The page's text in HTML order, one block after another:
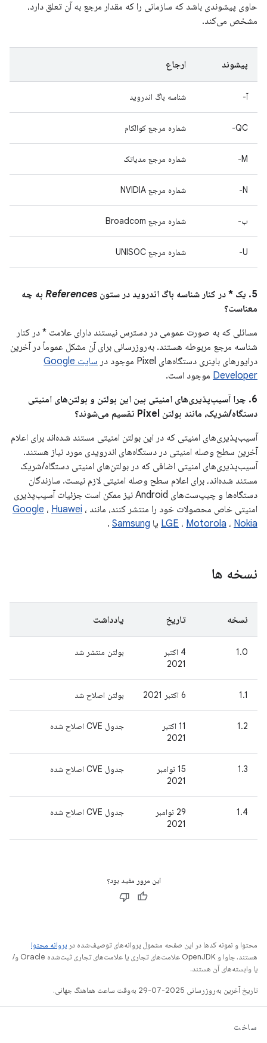
حاوی پیشوندی باشد که سازمانی را که مقدار مرجع به آن تعلق دارد،
مشخص می‌کند.
پیشوند ارجاع
آ- شناسه باگ اندروید
QC- شماره مرجع کوالکام
M- شماره مرجع مدیاتک
N- شماره مرجع NVIDIA
ب- شماره مرجع Broadcom
U- شماره مرجع UNISOC
5. یک * در کنار شناسه باگ اندروید در ستون References به چه
معناست؟
مسائلی که به صورت عمومی در دسترس نیستند دارای علامت * در کنار
شناسه مرجع مربوطه هستند. به‌روزرسانی برای آن مشکل عموماً در آخرین
درایورهای باینری دستگاه‌های Pixel موجود در
سایت Google
Developer موجود است.
6. چرا آسیب‌پذیری‌های امنیتی بین این بولتن و بولتن‌های امنیتی
دستگاه/شریک، مانند بولتن Pixel تقسیم می‌شوند؟
آسیب‌پذیری‌های امنیتی که در این بولتن امنیتی مستند شده‌اند برای اعلام
آخرین سطح وصله امنیتی در دستگاه‌های اندرویدی مورد نیاز هستند.
آسیب‌پذیری‌های امنیتی اضافی که در بولتن‌های امنیتی دستگاه/شریک
مستند شده‌اند، برای اعلام سطح وصله امنیتی لازم نیست. سازندگان
دستگاه‌ها و چیپ‌ست‌های Android نیز ممکن است جزئیات آسیب‌پذیری
امنیتی خاص محصولات خود را منتشر کنند، مانند
Google ، Huawei ،
LGE ، Motorola ، Nokia یا Samsung
.
نسخه ها
نسخه تاریخ یادداشت
1.0
4 اکتبر
2021
بولتن منتشر شد
1.1 6 اکتبر 2021 بولتن اصلاح شد
1.2
11 اکتبر
2021
جدول CVE اصلاح شده
1.3
15 نوامبر
2021
جدول CVE اصلاح شده
1.4
29 نوامبر
2021
جدول CVE اصلاح شده
این مرور مفید بود؟
محتوا و نمونه کدها در این صفحه مشمول پروانه‌های توصیف‌شده در پروانه محتوا
هستند. جاوا و OpenJDK علامت‌های تجاری یا علامت‌های تجاری ثبت‌شده Oracle و/
یا وابسته‌های آن هستند.
تاریخ آخرین به‌روزرسانی 2025-07-29 به‌وقت ساعت هماهنگ جهانی.
ساخت